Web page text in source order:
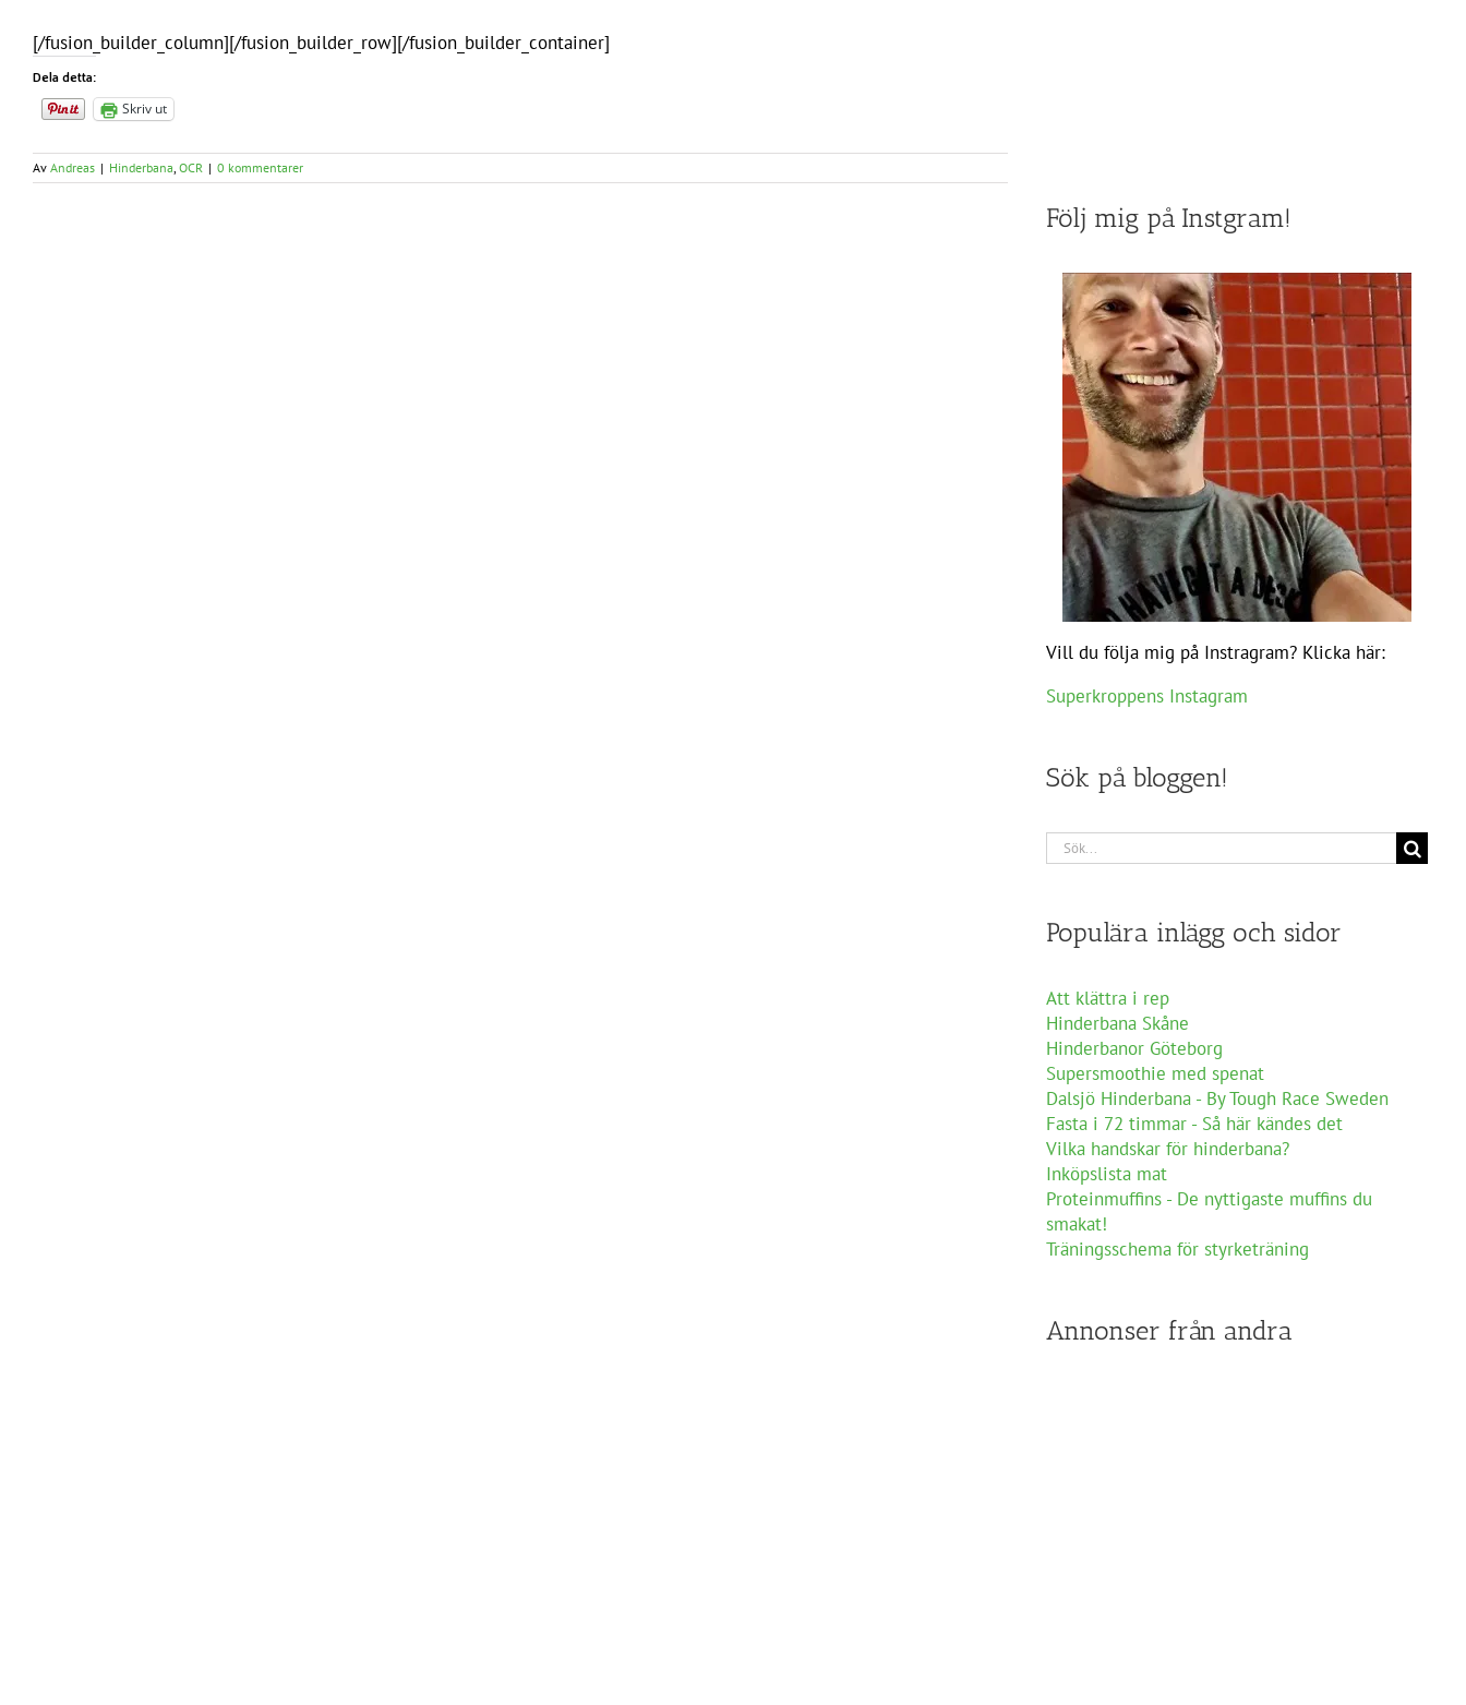
[/fusion_builder_column][/fusion_builder_row][/fusion_builder_container]
Dela detta:
Skriv ut
Av Andreas | Hinderbana OCR | 0 kommentarer
Följ mig på Instgram!
Vill du följa mig på Instragram? Klicka här:
Superkroppens Instagram
Sök på bloggen!
Sök
efter:
Populära inlägg och sidor
Att klättra i rep
Hinderbana Skåne
Hinderbanor Göteborg
Supersmoothie med spenat
Dalsjö Hinderbana - By Tough Race Sweden
Fasta i 72 timmar - Så här kändes det
Vilka handskar för hinderbana?
Inköpslista mat
Proteinmuffins - De nyttigaste muffins du
smakat!
Träningsschema för styrketräning
Annonser från andra